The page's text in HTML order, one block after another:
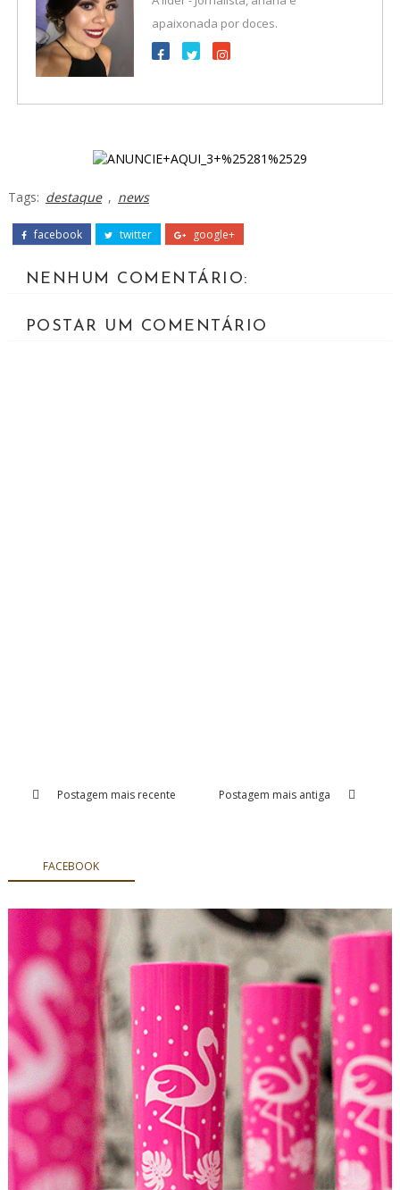
apaixonada por doces.
Tags: destaque , news
facebook twitter google+
NENHUM COMENTÁRIO:
POSTAR UM COMENTÁRIO
Postagem mais recente Postagem mais antiga
FACEBOOK